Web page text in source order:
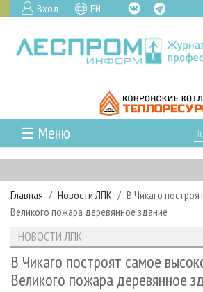
Вход EN
☰ Меню
ГЛАВНАЯ
РУБРИКИ И ТЕМЫ
РУБРИКИ ЖУРНАЛА
ЛЕСОЗАГОТОВКА
ЛЕСОПИЛЕНИЕ
НОВОСТИ
НОВОСТИ ЛПК
НОВОСТИ ЖУРНАЛА
ПРОЕКТЫ ЛПИ
АНАЛИТИКА
ПРЕДПРИЯТИЯ ЛПК
АРХИВ
АРХИВ ЖУРНАЛОВ
О ЖУРНАЛЕ
Главная Новости ЛПК
В Чикаго
Великого пожара деревянное здание
НОВОСТИ ЛПК
В Чикаго построят самое
Великого пожара деревянное